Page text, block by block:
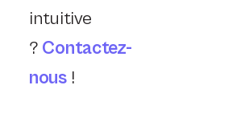
intuitive
? Contactez-
nous!